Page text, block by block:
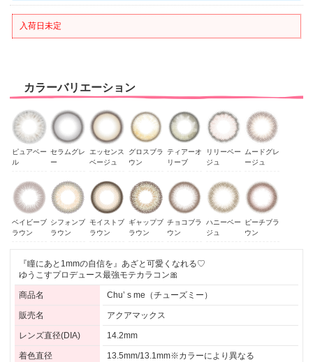
入荷日未定
カラーバリエーション
ピュアベー
ル
セラムグレ
ー
エッセンス
ベージュ
グロスブラ
ウン
ティアーオ
リーブ
リリーベー
ジュ
ムードグレ
ージュ
ベイビーブ
ラウン
シフォンブ
ラウン
モイストブ
ラウン
ギャップブ
ラウン
チョコブラ
ウン
ハニーベー
ジュ
ピーチブラ
ウン
『瞳にあと1mmの自信を』あざと可愛くなれる♡
ゆうこすプロデュース最強モテカラコン🎀
商品名 Chu’ s me（チューズミー）
販売名 アクアマックス
レンズ直径(DIA) 14.2mm
着色直径 13.5mm/13.1mm※カラーにより異なる